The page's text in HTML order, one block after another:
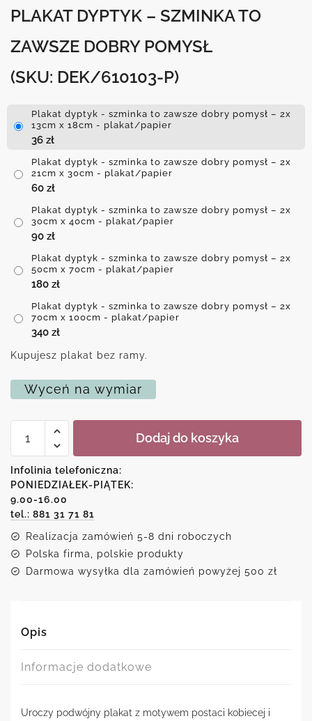
PLAKAT DYPTYK – SZMINKA TO
ZAWSZE DOBRY POMYSŁ
(SKU: DEK/610103-P)
Plakat dyptyk - szminka to zawsze dobry pomysł – 2x
13cm x 18cm - plakat/papier
36 zł
Plakat dyptyk - szminka to zawsze dobry pomysł – 2x
21cm x 30cm - plakat/papier
60 zł
Plakat dyptyk - szminka to zawsze dobry pomysł – 2x
30cm x 40cm - plakat/papier
90 zł
Plakat dyptyk - szminka to zawsze dobry pomysł – 2x
50cm x 70cm - plakat/papier
180 zł
Plakat dyptyk - szminka to zawsze dobry pomysł – 2x
70cm x 100cm - plakat/papier
340 zł
Kupujesz plakat bez ramy.
Wyceń na wymiar
Plakat
szminka
to
zawsze
dobry
Dodaj do koszyka
Infolinia telefoniczna:
PONIEDZIAŁEK-PIĄTEK:
9.00-16.00
tel.: 881 31 71 81
Realizacja zamówień 5-8 dni roboczych
Polska firma, polskie produkty
Darmowa wysyłka dla zamówień powyżej 500 zł
Opis
Informacje dodatkowe
Uroczy podwójny plakat z motywem postaci kobiecej i